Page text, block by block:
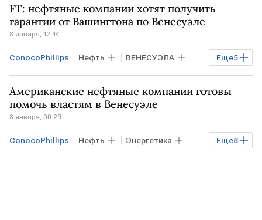
Fox News МИД Дональд Трамп
Chevron
FT: нефтяные компании хотят получить
гарантии от Вашингтона по Венесуэле
8 января, 12:44
Еще5
ConocoPhillips Нефть ВЕНЕСУЭЛА
США ВАШИНГТОН
Дональд Трамп Financial Times
Chevron
Американские нефтяные компании готовы
помочь властям в Венесуэле
8 января, 00:29
Еще8
ConocoPhillips Нефть Энергетика
Экономика США ВЕНЕСУЭЛА